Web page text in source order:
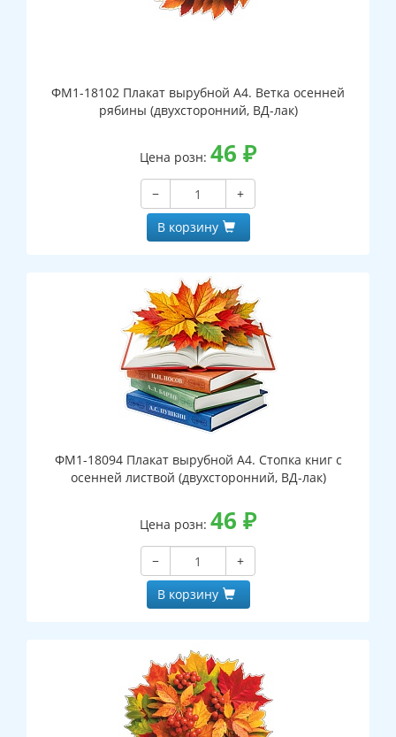
ФМ1-18102 Плакат вырубной А4. Ветка осенней
рябины (двухсторонний, ВД-лак)
Цена розн: 46 ₽
−
+
В корзину
ФМ1-18094 Плакат вырубной А4. Стопка книг с
осенней листвой (двухсторонний, ВД-лак)
Цена розн: 46 ₽
−
+
В корзину